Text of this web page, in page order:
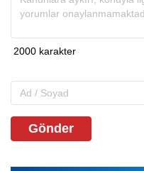
Gönder